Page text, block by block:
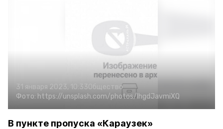
31 января 2023, 10:33Общество
Фото: https://unsplash.com/photos/IhgdJavmiXQ
В пункте пропуска «Караузек»